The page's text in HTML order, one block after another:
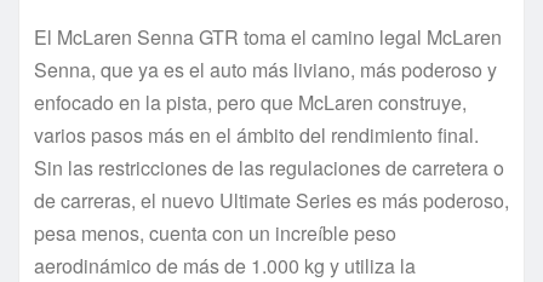
El McLaren Senna GTR toma el camino legal McLaren
Senna, que ya es el auto más liviano, más poderoso y
enfocado en la pista, pero que McLaren construye,
varios pasos más en el ámbito del rendimiento final.
Sin las restricciones de las regulaciones de carretera o
de carreras, el nuevo Ultimate Series es más poderoso,
pesa menos, cuenta con un increíble peso
aerodinámico de más de 1.000 kg y utiliza la